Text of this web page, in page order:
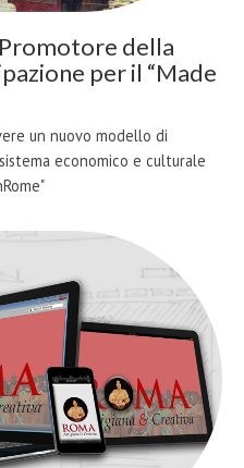
della
per il “Made
un nuovo modello di
economico e culturale